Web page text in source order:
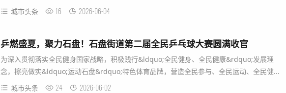
城市头条
16 2026-06-04
乒燃盛夏，聚力石盘！石盘街道第二届全民乒乓球大赛圆满收官
为深入贯彻落实全民健身国家战略，积极践行&ldquo;全民健身、全民健康&rdquo;发展理
念，擦亮做实&ldquo;运动石盘&rdquo;特色体育品牌，营造全民参与、全民运动、全民健...
城市头条
24 2026-06-02